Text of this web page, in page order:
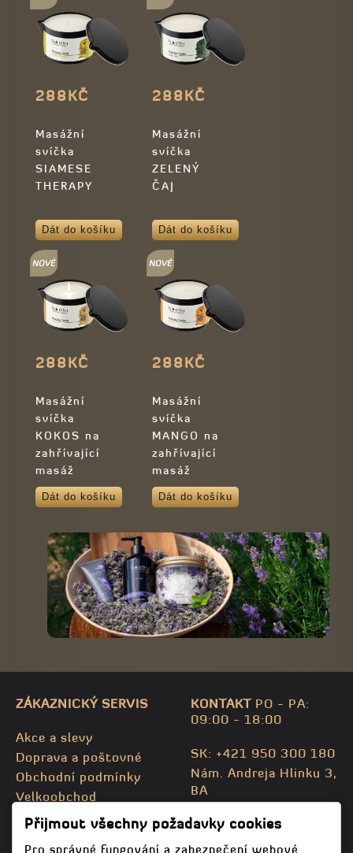
288KČ
Masážní
svíčka
SIAMESE
THERAPY
Dát do košíku
288KČ
Masážní
svíčka
ZELENÝ
ČAJ
Dát do košíku
288KČ
Masážní
svíčka
KOKOS na
zahřívající
masáž
Dát do košíku
288KČ
Masážní
svíčka
MANGO na
zahřívající
masáž
Dát do košíku
ZÁKAZNICKÝ SERVIS
Akce a slevy
Doprava a poštovné
Obchodní podmínky
Velkoobchod
Kontaktujte nás
Mapa stránky
KONTAKTPO - PA:
09:00 - 18:00
SK: +421 950 300 180
Nám. Andreja Hlinku 3,
BA
info@bodhispa.sk
info@bodhi.cz
Přijmout všechny požadavky cookies
Pro správné fungování a zabezpečení webové